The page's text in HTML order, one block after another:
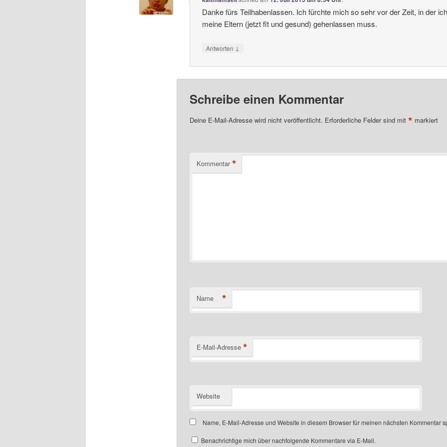
Danke fürs Teilhabenlassen. Ich fürchte mich so sehr vor der Zeit, in der
meine Eltern (jetzt fit und gesund) gehenlassen muss.
Antworten ↓
Schreibe einen Kommentar
Deine E-Mail-Adresse wird nicht veröffentlicht. Erforderliche Felder sind mit * markiert
Kommentar *
Name *
E-Mail-Adresse *
Website
Name, E-Mail-Adresse und Website in diesem Browser für meinen nächsten Kommentar
Benachrichtige mich über nachfolgende Kommentare via E-Mail.